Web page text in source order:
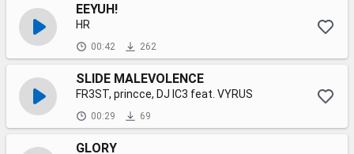
EEYUH!
HR
00:42 262
SLIDE MALEVOLENCE
FR3ST, princce, DJ IC3 feat. VYRUS
00:29 69
GLORY